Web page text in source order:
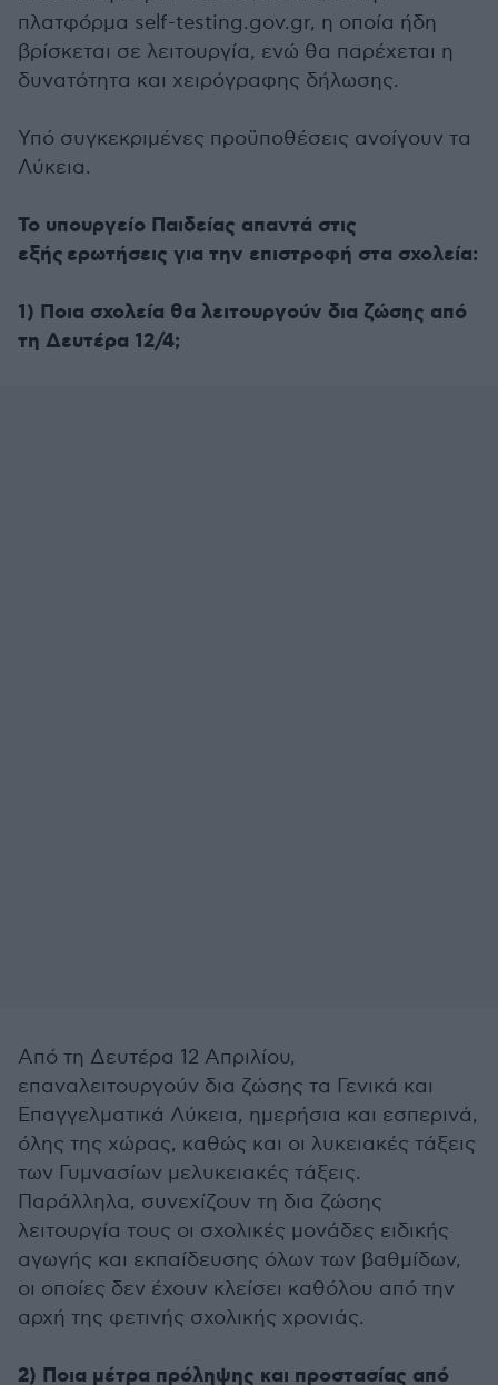
πλατφόρμα self-testing.gov.gr, η οποία ήδη
βρίσκεται σε λειτουργία, ενώ θα παρέχεται η
δυνατότητα και χειρόγραφης δήλωσης.
Υπό συγκεκριμένες προϋποθέσεις ανοίγουν τα
Λύκεια.
Το υπουργείο Παιδείας απαντά στις
εξής ερωτήσεις για την επιστροφή στα σχολεία:
1) Ποια σχολεία θα λειτουργούν δια ζώσης από
τη Δευτέρα 12/4;
Από τη Δευτέρα 12 Απριλίου,
επαναλειτουργούν δια ζώσης τα Γενικά και
Επαγγελματικά Λύκεια, ημερήσια και εσπερινά,
όλης της χώρας, καθώς και οι λυκειακές τάξεις
των Γυμνασίων μελυκειακές τάξεις.
Παράλληλα, συνεχίζουν τη δια ζώσης
λειτουργία τους οι σχολικές μονάδες ειδικής
αγωγής και εκπαίδευσης όλων των βαθμίδων,
οι οποίες δεν έχουν κλείσει καθόλου από την
αρχή της φετινής σχολικής χρονιάς.
2) Ποια μέτρα πρόληψης και προστασίας από